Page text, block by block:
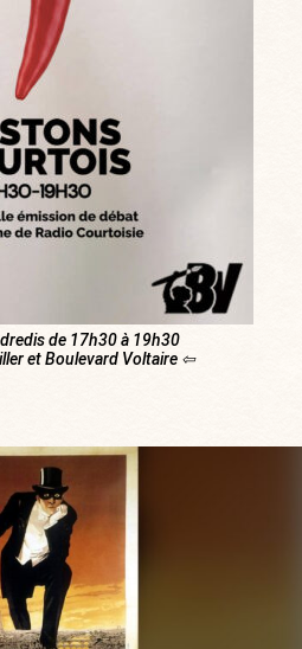
de 17h30 à 19h30
et Boulevard Voltaire ⇦